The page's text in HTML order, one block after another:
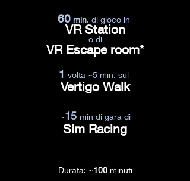
60 min. di gioco in
VR Station
o di
VR Escape room*
1 volta ~5 min. sul
Vertigo Walk
~15 min di gara di
Sim Racing
Durata: ~100minuti